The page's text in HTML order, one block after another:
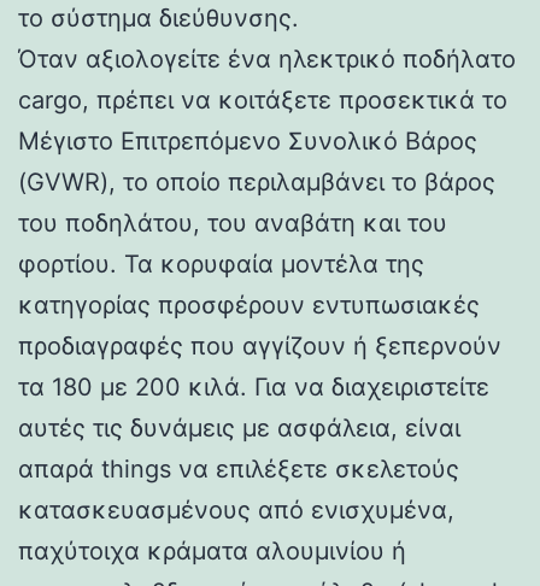
το σύστημα διεύθυνσης.
Όταν αξιολογείτε ένα ηλεκτρικό ποδήλατο
cargo, πρέπει να κοιτάξετε προσεκτικά το
Μέγιστο Επιτρεπόμενο Συνολικό Βάρος
(GVWR), το οποίο περιλαμβάνει το βάρος
του ποδηλάτου, του αναβάτη και του
φορτίου. Τα κορυφαία μοντέλα της
κατηγορίας προσφέρουν εντυπωσιακές
προδιαγραφές που αγγίζουν ή ξεπερνούν
τα 180 με 200 κιλά. Για να διαχειριστείτε
αυτές τις δυνάμεις με ασφάλεια, είναι
απαρά things να επιλέξετε σκελετούς
κατασκευασμένους από ενισχυμένα,
παχύτοιχα κράματα αλουμινίου ή